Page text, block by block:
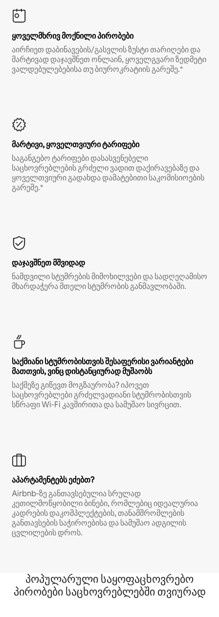
ყოველმხრივ მოქნილი პირობები
აირჩიეთ დაბინავების/გასვლის ზუსტი თარიღები და
მარტივად დაჯავშნეთ ონლაინ, ყოველგვარი ზედმეტი
ვალდებულებებისა თუ ბიუროკრატიის გარეშე.*
მარტივი, ყოველთვიური ტარიფები
საგანგებო ტარიფები დასასვენებელი
საცხოვრებლების გრძელი ვადით დაქირავებაზე და
ყოველთვიური გადახდა დამატებითი საკომისიოების
გარეშე.*
დაჯავშნეთ მშვიდად
ნამდვილი სტუმრების მიმოხილვები და სადღეღამისო
მხარდაჭერა მთელი სტუმრობის განმავლობაში.
საქმიანი სტუმრობისთვის შესაფერისი ვარიანტები
მათთვის, ვინც დისტანციურად მუშაობს
საქმეზე გიწევთ მოგზაურობა? იპოვეთ
საცხოვრებლები გრძელვადიანი სტუმრობისთვის
სწრაფი Wi‑Fi კავშირითა და სამუშაო სივრცით.
აპარტამენტებს ეძებთ?
Airbnb‑ზე განთავსებულია სრულად
კეთილმოწყობილი ბინები, რომლებიც იდეალურია
კადრების დაკომპლექტების, თანამშრომლების
განთავსების საჭიროებისა და სამუშაო ადგილის
ცვლილების დროს.
პოპულარული საყოფაცხოვრებო
პირობები საცხოვრებლებში თვიურად